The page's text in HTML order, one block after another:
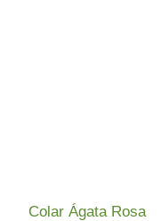
Colar Ágata Rosa